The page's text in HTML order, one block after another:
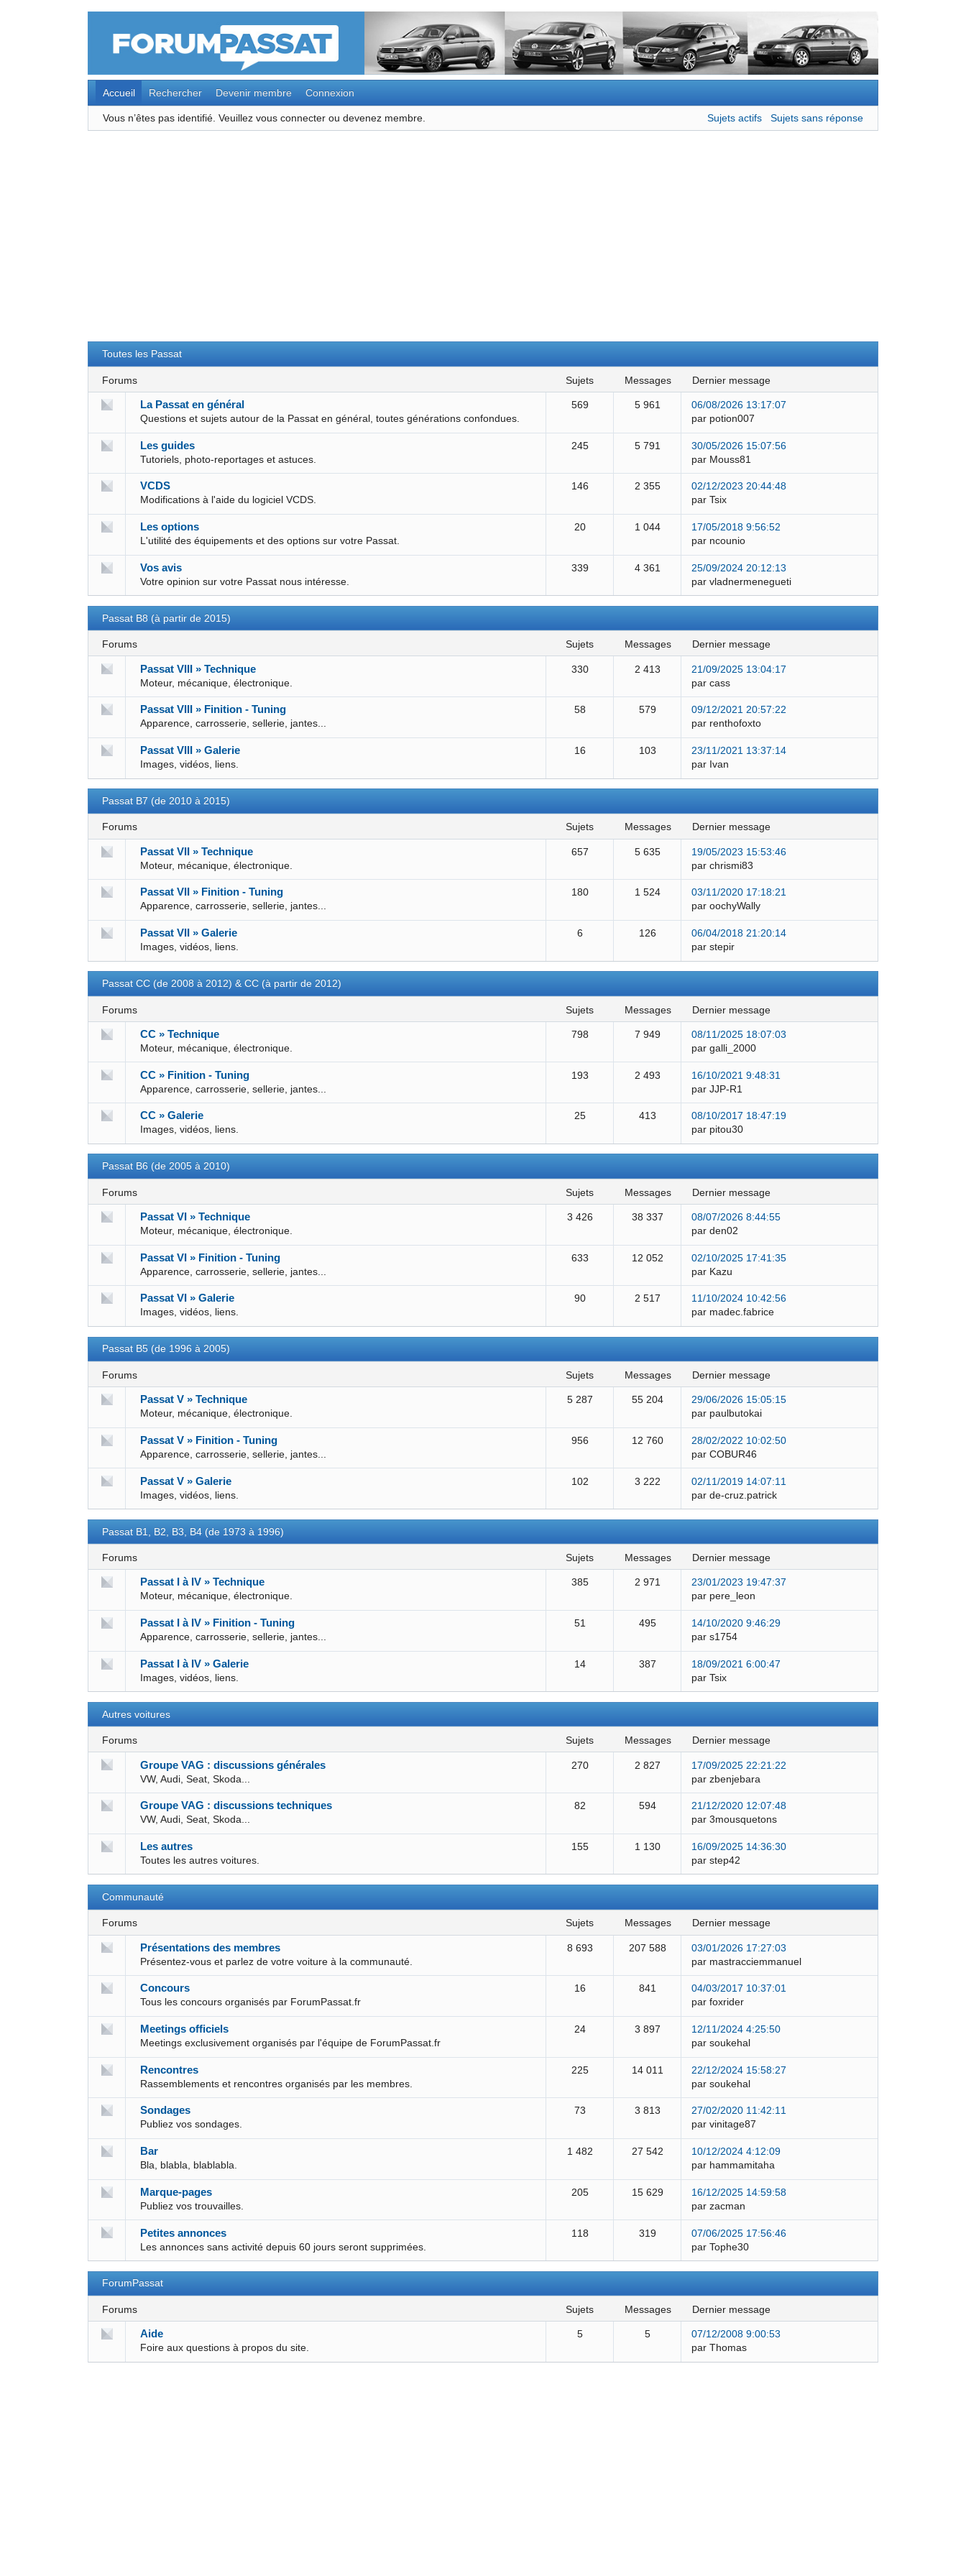
Accueil Rechercher Devenir membre Connexion
Vous n’êtes pas identifié. Veuillez vous connecter ou devenez membre. Sujets actifs Sujets sans réponse
Toutes les Passat
Forums sujets messages dernier message
La Passat en général
Questions et sujets autour de la Passat en général, toutes générations confondues.
569 5 961
06/08/2026 13:17:07
par potion007
Les guides
Tutoriels, photo-reportages et astuces.
245 5 791
30/05/2026 15:07:56
par Mouss81
VCDS
Modifications à l'aide du logiciel VCDS.
146 2 355
02/12/2023 20:44:48
par Tsix
Les options
L'utilité des équipements et des options sur votre Passat.
20 1 044
17/05/2018 9:56:52
par ncounio
Vos avis
Votre opinion sur votre Passat nous intéresse.
339 4 361
25/09/2024 20:12:13
par vladnermenegueti
Passat B8 (à partir de 2015)
Forums sujets messages dernier message
Passat VIII » Technique
Moteur, mécanique, électronique.
330 2 413
21/09/2025 13:04:17
par cass
Passat VIII » Finition - Tuning
Apparence, carrosserie, sellerie, jantes...
58 579
09/12/2021 20:57:22
par renthofoxto
Passat VIII » Galerie
Images, vidéos, liens.
16 103
23/11/2021 13:37:14
par Ivan
Passat B7 (de 2010 à 2015)
Forums sujets messages dernier message
Passat VII » Technique
Moteur, mécanique, électronique.
657 5 635
19/05/2023 15:53:46
par chrismi83
Passat VII » Finition - Tuning
Apparence, carrosserie, sellerie, jantes...
180 1 524
03/11/2020 17:18:21
par oochyWally
Passat VII » Galerie
Images, vidéos, liens.
6 126
06/04/2018 21:20:14
par stepir
Passat CC (de 2008 à 2012) & CC (à partir de 2012)
Forums sujets messages dernier message
CC » Technique
Moteur, mécanique, électronique.
798 7 949
08/11/2025 18:07:03
par galli_2000
CC » Finition - Tuning
Apparence, carrosserie, sellerie, jantes...
193 2 493
16/10/2021 9:48:31
par JJP-R1
CC » Galerie
Images, vidéos, liens.
25 413
08/10/2017 18:47:19
par pitou30
Passat B6 (de 2005 à 2010)
Forums sujets messages dernier message
Passat VI » Technique
Moteur, mécanique, électronique.
3 426 38 337
08/07/2026 8:44:55
par den02
Passat VI » Finition - Tuning
Apparence, carrosserie, sellerie, jantes...
633 12 052
02/10/2025 17:41:35
par Kazu
Passat VI » Galerie
Images, vidéos, liens.
90 2 517
11/10/2024 10:42:56
par madec.fabrice
Passat B5 (de 1996 à 2005)
Forums sujets messages dernier message
Passat V » Technique
Moteur, mécanique, électronique.
5 287 55 204
29/06/2026 15:05:15
par paulbutokai
Passat V » Finition - Tuning
Apparence, carrosserie, sellerie, jantes...
956 12 760
28/02/2022 10:02:50
par COBUR46
Passat V » Galerie
Images, vidéos, liens.
102 3 222
02/11/2019 14:07:11
par de-cruz.patrick
Passat B1, B2, B3, B4 (de 1973 à 1996)
Forums sujets messages dernier message
Passat I à IV » Technique
Moteur, mécanique, électronique.
385 2 971
23/01/2023 19:47:37
par pere_leon
Passat I à IV » Finition - Tuning
Apparence, carrosserie, sellerie, jantes...
51 495
14/10/2020 9:46:29
par s1754
Passat I à IV » Galerie
Images, vidéos, liens.
14 387
18/09/2021 6:00:47
par Tsix
Autres voitures
Forums sujets messages dernier message
Groupe VAG : discussions générales
VW, Audi, Seat, Skoda...
270 2 827
17/09/2025 22:21:22
par zbenjebara
Groupe VAG : discussions techniques
VW, Audi, Seat, Skoda...
82 594
21/12/2020 12:07:48
par 3mousquetons
Les autres
Toutes les autres voitures.
155 1 130
16/09/2025 14:36:30
par step42
Communauté
Forums sujets messages dernier message
Présentations des membres
Présentez-vous et parlez de votre voiture à la communauté.
8 693 207 588
03/01/2026 17:27:03
par mastracciemmanuel
Concours
Tous les concours organisés par ForumPassat.fr
16 841
04/03/2017 10:37:01
par foxrider
Meetings officiels
Meetings exclusivement organisés par l'équipe de ForumPassat.fr
24 3 897
12/11/2024 4:25:50
par soukehal
Rencontres
Rassemblements et rencontres organisés par les membres.
225 14 011
22/12/2024 15:58:27
par soukehal
Sondages
Publiez vos sondages.
73 3 813
27/02/2020 11:42:11
par vinitage87
Bar
Bla, blabla, blablabla.
1 482 27 542
10/12/2024 4:12:09
par hammamitaha
Marque-pages
Publiez vos trouvailles.
205 15 629
16/12/2025 14:59:58
par zacman
Petites annonces
Les annonces sans activité depuis 60 jours seront supprimées.
118 319
07/06/2025 17:56:46
par Tophe30
ForumPassat
Forums sujets messages dernier message
Aide
Foire aux questions à propos du site.
5 5
07/12/2008 9:00:53
par Thomas